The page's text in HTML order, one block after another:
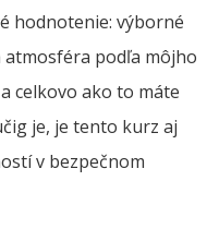
hodnotenie: výborné
atmosféra podľa môjho
celkovo ako to máte
je, je tento kurz aj
v bezpečnom